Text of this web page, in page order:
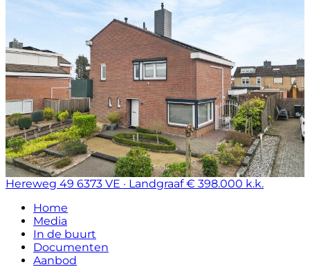
Hereweg 49 6373 VE · Landgraaf € 398.000 k.k.
Home
Media
In de buurt
Documenten
Aanbod